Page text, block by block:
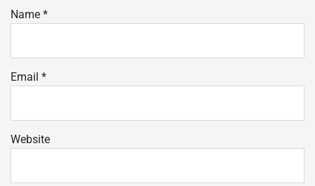
Name *
Email *
Website